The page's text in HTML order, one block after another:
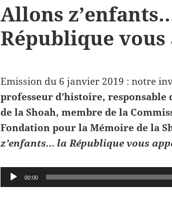
Allons
République vous
Emission du 6 janvier 2019 : notre
professeur d’histoire,
de la Shoah, membre de la
Fondation pour la Mémoire de la
z’enfants… la République vous
Lecteur
audio
00:00